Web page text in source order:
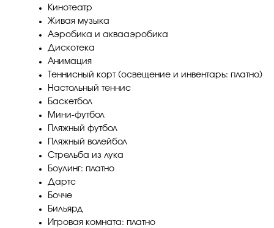
Кинотеатр
Живая музыка
Аэробика и аквааэробика
Дискотека
Анимация
Теннисный корт (освещение и инвентарь: платно)
Настольный теннис
Баскетбол
Мини-футбол
Пляжный футбол
Пляжный волейбол
Стрельба из лука
Боулинг: платно
Дартс
Бочче
Бильярд
Игровая комната: платно